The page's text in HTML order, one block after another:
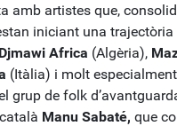
amb artistes que,
iniciant una trajectòria
Djmawi Africa (Algèria),
(Itàlia) i molt
grup de folk
Manu Sabaté, que